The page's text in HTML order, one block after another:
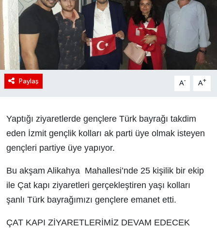
Paylaş A- A+
Yaptığı ziyaretlerde gençlere Türk bayrağı takdim
eden İzmit gençlik kolları ak parti üye olmak isteyen
gençleri partiye üye yapıyor.
Bu akşam Alikahya Mahallesi’nde 25 kişilik bir ekip
ile Çat kapı ziyaretleri gerçekleştiren yaşı kolları
şanlı Türk bayrağımızı gençlere emanet etti.
ÇAT KAPI ZİYARETLERİMİZ DEVAM EDECEK